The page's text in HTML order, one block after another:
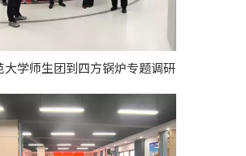
大学师生团到四方锅炉专题调研